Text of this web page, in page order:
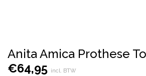
Anita Amica Prothese
€64,95 incl. BTW